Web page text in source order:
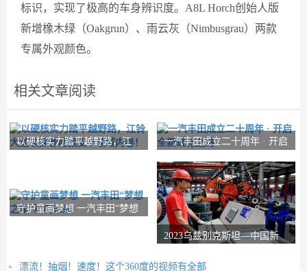
标识，实现了极高的车身辨识度。A8L Horch创始人版
新增橡木绿（Oakgrun）、雨云灰（Nimbusgrau）两款
专属外观颜色。
相关文章阅读
以硬核实力踏平越野路，江
一汽丰田成立二十周年 · 开启
守护童画梦想 一汽丰田“梦想
2023乌兹别克斯坦—中国新
漂流！抽烟！速度！这个360度的视频有全部